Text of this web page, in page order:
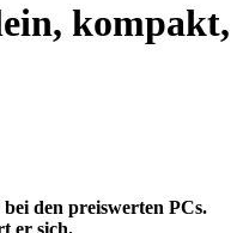
kompakt,
den preiswerten PCs.
er sich.